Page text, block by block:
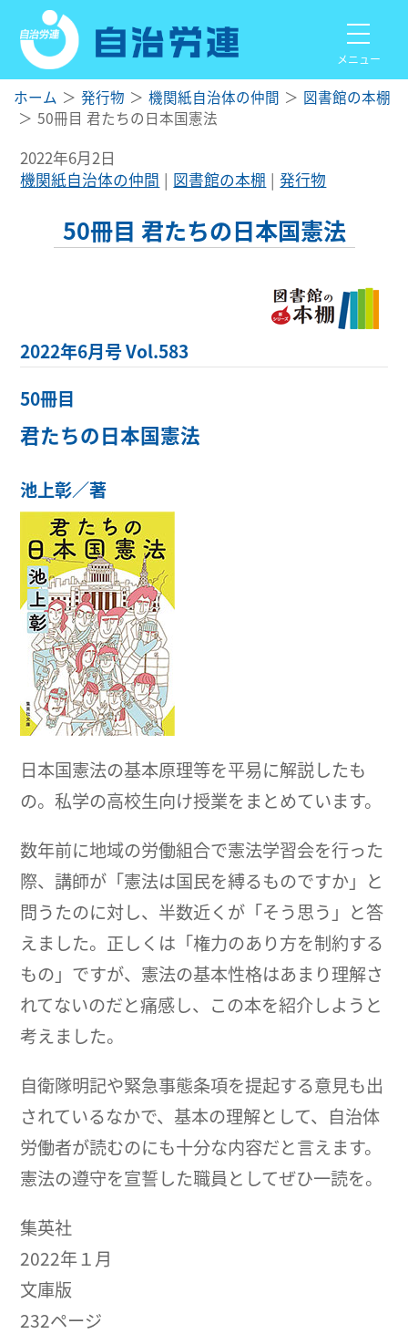
メニュー
ホーム 発行物 機関紙自治体の仲間
図書館の本棚
50冊目 君たちの日本国憲法
2022年6月2日
機関紙自治体の仲間
図書館の本棚 発行物
50冊目 君たちの日本国憲法
2022年6月号 Vol.583
50冊目
君たちの日本国憲法
池上彰／著
日本国憲法の基本原理等を平易に解説したも
の。私学の高校生向け授業をまとめています。
数年前に地域の労働組合で憲法学習会を行った
際、講師が「憲法は国民を縛るものですか」と
問うたのに対し、半数近くが「そう思う」と答
えました。正しくは「権力のあり方を制約する
もの」ですが、憲法の基本性格はあまり理解さ
れてないのだと痛感し、この本を紹介しようと
考えました。
自衛隊明記や緊急事態条項を提起する意見も出
されているなかで、基本の理解として、自治体
労働者が読むのにも十分な内容だと言えます。
憲法の遵守を宣誓した職員としてぜひ一読を。
集英社
2022年１月
文庫版
232ページ